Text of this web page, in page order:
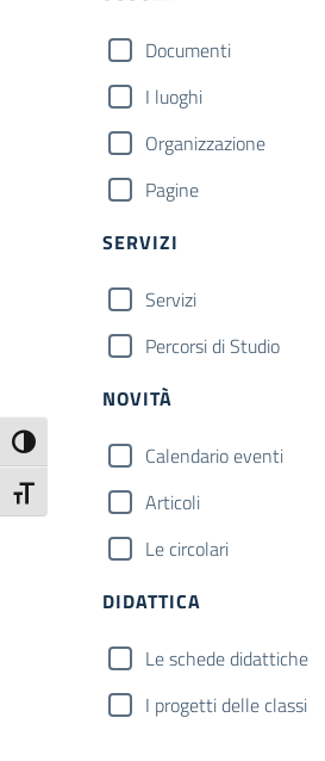
Attiva/disattiva alto contrasto
Attiva/disattiva dimensione testo
Documenti
I luoghi
Organizzazione
Pagine
SERVIZI
Servizi
Percorsi di Studio
NOVITÀ
Calendario eventi
Articoli
Le circolari
DIDATTICA
Le schede didattiche
I progetti delle classi